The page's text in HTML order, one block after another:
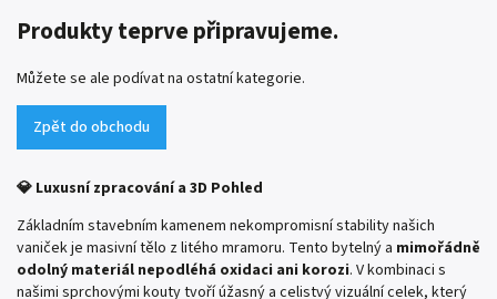
Produkty teprve připravujeme.
Můžete se ale podívat na ostatní kategorie.
Zpět do obchodu
💎 Luxusní zpracování a 3D Pohled
Základním stavebním kamenem nekompromisní stability našich
vaniček je masivní tělo z litého mramoru. Tento bytelný a mimořádně
odolný materiál nepodléhá oxidaci ani korozi. V kombinaci s
našimi sprchovými kouty tvoří úžasný a celistvý vizuální celek, který